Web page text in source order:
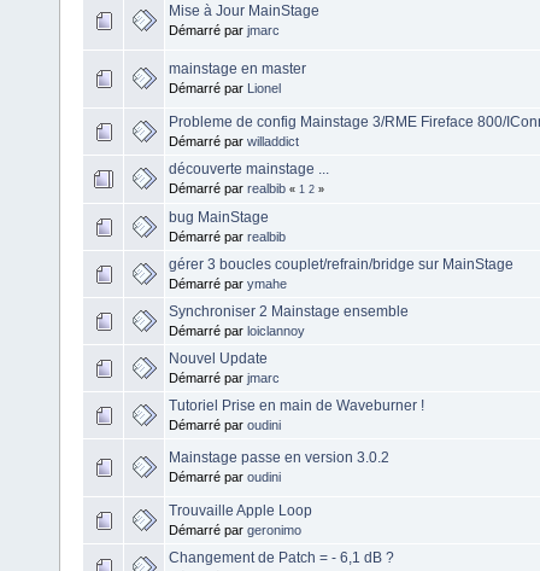
Mise à Jour MainStage
Démarré par jmarc
mainstage en master
Démarré par Lionel
Probleme de config Mainstage 3/RME Fireface 800/
Démarré par willaddict
découverte mainstage ...
Démarré par realbib « 1 2 »
bug MainStage
Démarré par realbib
gérer 3 boucles couplet/refrain/bridge sur MainStage
Démarré par ymahe
Synchroniser 2 Mainstage ensemble
Démarré par loiclannoy
Nouvel Update
Démarré par jmarc
Tutoriel Prise en main de Waveburner !
Démarré par oudini
Mainstage passe en version 3.0.2
Démarré par oudini
Trouvaille Apple Loop
Démarré par geronimo
Changement de Patch = - 6,1 dB ?